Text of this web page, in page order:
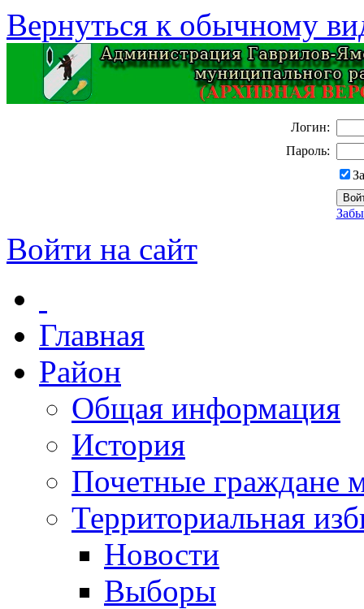
Вернуться к обычному
Логин:
Пароль:
Войти на сайт
Главная
Район
Общая информация
История
Почетные граждане
Территориальная
Новости
Выборы